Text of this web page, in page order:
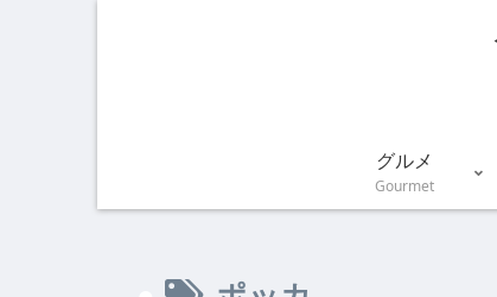
グルメ
Gourmet